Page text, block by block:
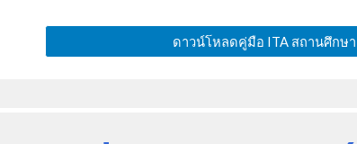
ดาวน์โหลดคู่มือ ITA สถานศึกษา